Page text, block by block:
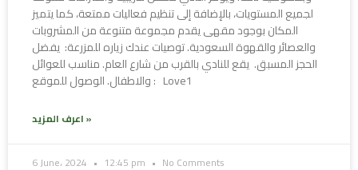
لجميع المستويات، بالإضافة إلى تنظيم فعاليات ممتعة، كما يتميز
المكان بوجود مقهى يقدم مجموعة متنوعة من المشروبات
والعصائر والقهوة السعودية. توصيات عندك زياره للمزرعة: يفضل
الحجز المسبق. يقع للنادي بالقرب من شارع العام. مناسب للعوائل
والاطفال. الوصول للموقع : Love1
اعرف المزيد »
6 June، 2024 12:45 pm No Comments